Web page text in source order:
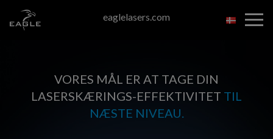
eaglelasers.com
VORES MÅL ER AT TAGE DIN
LASERSKÆRINGS-EFFEKTIVITET TIL
NÆSTE NIVEAU.